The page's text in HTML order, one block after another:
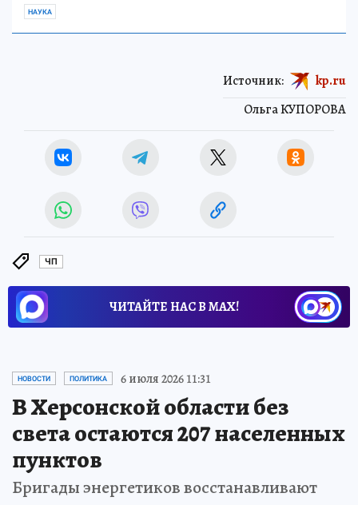
НАУКА
Ольга КУПОРОВА
Источник: kp.ru
ЧП
ЧИТАЙТЕ НАС В МАХ!
НОВОСТИ ПОЛИТИКА 6 июля 2026 11:31
В Херсонской области без
света остаются 207 населенных
пунктов
Бригады энергетиков восстанавливают